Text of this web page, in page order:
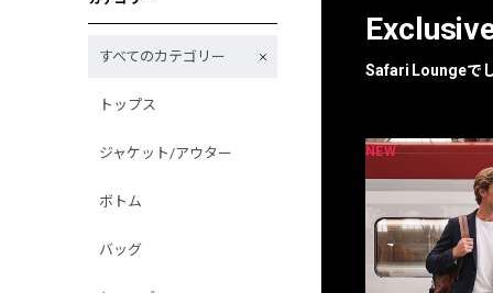
すべてのカテゴリー
トップス
ジャケット/アウター
ボトム
バッグ
Safari Loungeで
NEW